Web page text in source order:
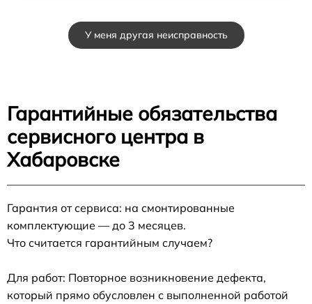
У меня другая неисправность
Гарантийные обязательства
сервисного центра в
Хабаровске
Гарантия от сервиса: на смонтированные
комплектующие — до 3 месяцев.
Что считается гарантийным случаем?
Для работ: Повторное возникновение дефекта,
который прямо обусловлен с выполненной работой